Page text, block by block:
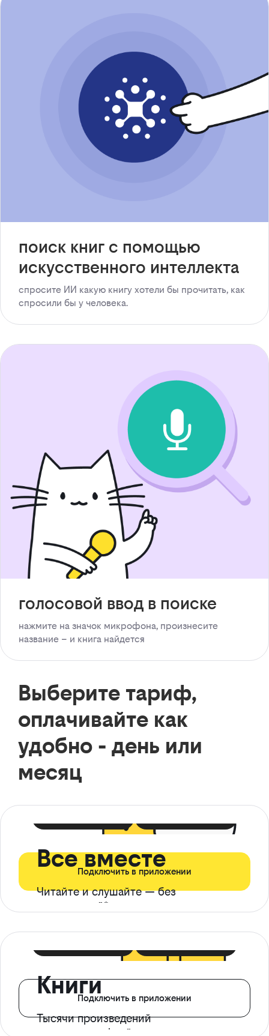
поиск книг с помощью
искусственного интеллекта
спросите ИИ какую книгу хотели бы прочитать, как
спросили бы у человека.
голосовой ввод в поиске
нажмите на значок микрофона, произнесите
название – и книга найдется
Выберите тариф,
оплачивайте как
удобно - день или
месяц
Все вместе
Читайте и слушайте — без
ограничений*
Подключить в приложении
Книги
Тысячи произведений
с доступом офлайн
Подключить в приложении